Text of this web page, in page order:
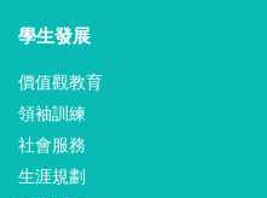
學生發展
價值觀教育
領袖訓練
社會服務
生涯規劃